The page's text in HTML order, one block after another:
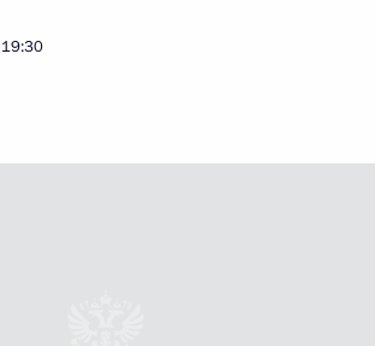
19:30